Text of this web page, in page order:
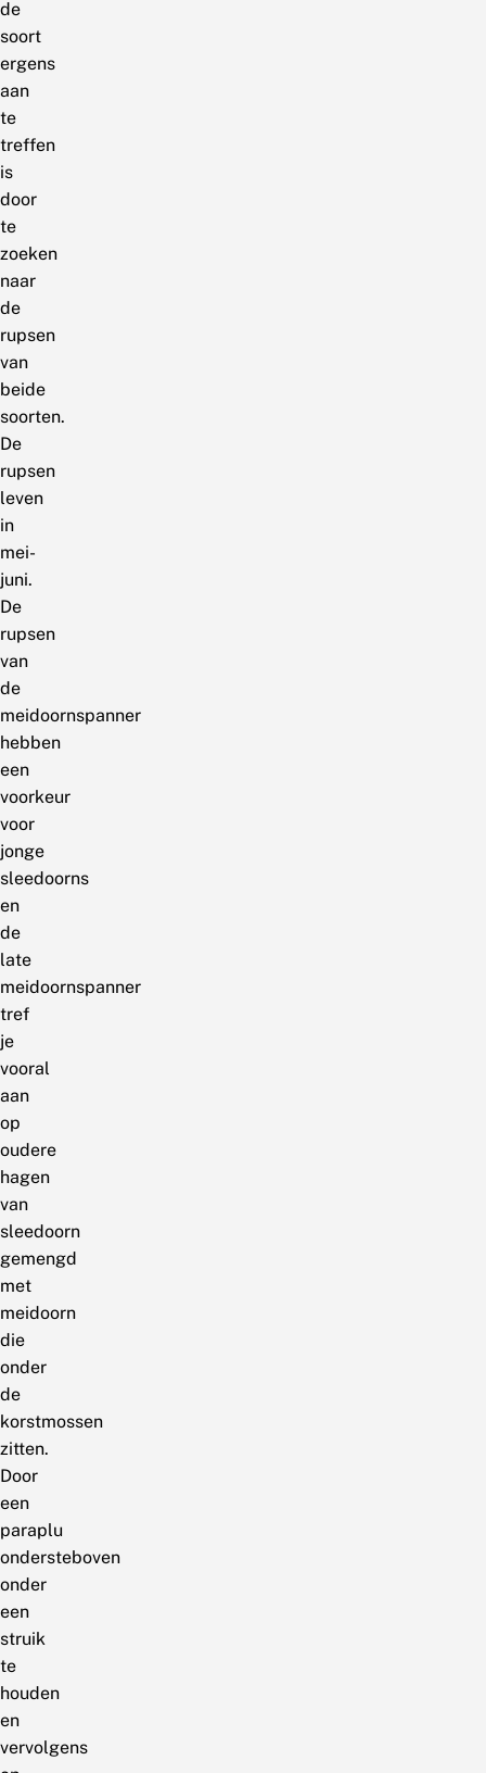
de
soort
ergens
aan
te
treffen
is
door
te
zoeken
naar
de
rupsen
van
beide
soorten.
De
rupsen
leven
in
mei-
juni.
De
rupsen
van
de
meidoornspanner
hebben
een
voorkeur
voor
jonge
sleedoorns
en
de
late
meidoornspanner
tref
je
vooral
aan
op
oudere
hagen
van
sleedoorn
gemengd
met
meidoorn
die
onder
de
korstmossen
zitten.
Door
een
paraplu
ondersteboven
onder
een
struik
te
houden
en
vervolgens